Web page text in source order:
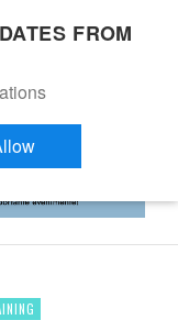
FROM